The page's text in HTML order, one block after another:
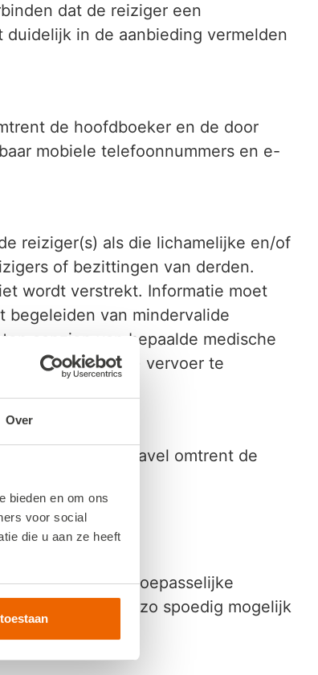
Over
bieden en om ons
voor social
die u aan ze heeft
dat de reiziger een
in de aanbieding vermelden
de hoofdboeker en de door
mobiele telefoonnummers en e-
reiziger(s) als die lichamelijke en/of
of bezittingen van derden.
wordt verstrekt. Informatie moet
van mindervalide
aanzien van bepaalde medische
recht op (verder) vervoer te
door Bakker Travel omtrent de
inclusief de toepasselijke
weg zo spoedig mogelijk